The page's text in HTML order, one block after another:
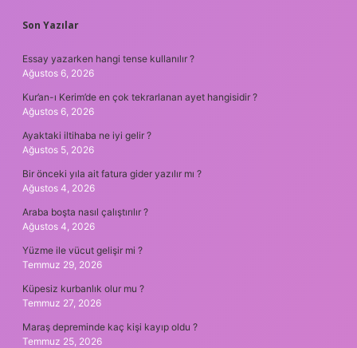
Son Yazılar
Essay yazarken hangi tense kullanılır ?
Ağustos 6, 2026
Kur’an-ı Kerim’de en çok tekrarlanan ayet hangisidir ?
Ağustos 6, 2026
Ayaktaki iltihaba ne iyi gelir ?
Ağustos 5, 2026
Bir önceki yıla ait fatura gider yazılır mı ?
Ağustos 4, 2026
Araba boşta nasıl çalıştırılır ?
Ağustos 4, 2026
Yüzme ile vücut gelişir mi ?
Temmuz 29, 2026
Küpesiz kurbanlık olur mu ?
Temmuz 27, 2026
Maraş depreminde kaç kişi kayıp oldu ?
Temmuz 25, 2026